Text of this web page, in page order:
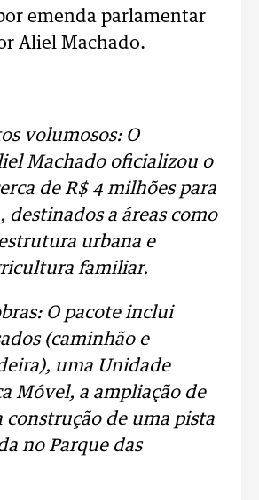
emenda parlamentar
Aliel Machado.
volumosos: O
Machado oficializou o
de R$ 4 milhões para
destinados a áreas como
urbana e
familiar.
O pacote inclui
(caminhão e
uma Unidade
Móvel, a ampliação de
construção de uma pista
no Parque das